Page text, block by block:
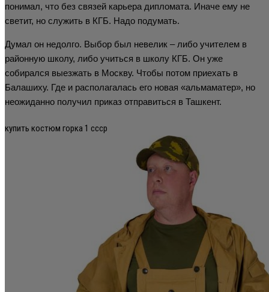
понимал, что без связей карьера дипломата. Иначе ему не
светит, но служить в КГБ. Надо подумать.
Думал он недолго. Выбор был невелик – либо учителем в
районную школу, либо учиться в школу КГБ. Он уже
собирался выезжать в Москву. Чтобы потом приехать в
Балашиху. Где и располагалась его новая «альмаматер», но
неожиданно получил приказ отправиться в Ташкент.
купить костюм горка 1 ссср